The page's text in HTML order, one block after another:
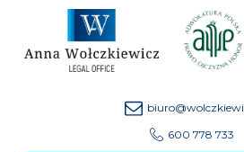
600 778 733